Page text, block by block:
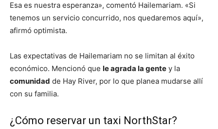
Esa es nuestra esperanza», comentó Hailemariam. «Si
tenemos un servicio concurrido, nos quedaremos aquí»,
afirmó optimista.
Las expectativas de Hailemariam no se limitan al éxito
económico. Mencionó que le agrada la gente y la
comunidad de Hay River, por lo que planea mudarse allí
con su familia.
¿Cómo reservar un taxi NorthStar?